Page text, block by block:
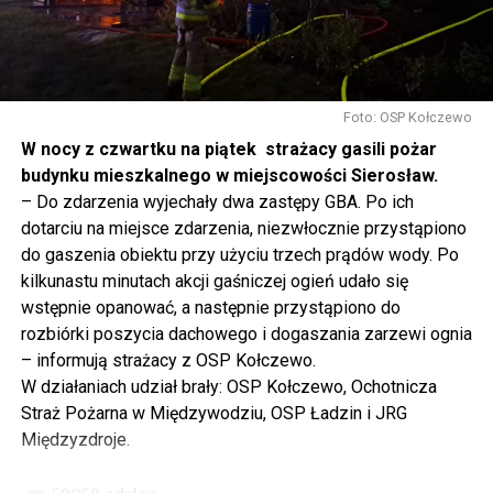
mówię, tutaj, na wyspie Wolin, na wyspie Uznam, Polska
się tutaj nie kończy, Polska się tutaj zaczyna.
Gdyby nie determinacja rządu Prawa i Sprawiedliwości,
to tunel pod Świną do dzisiaj byłby w sferze
projektowania i dyskusji. Ważny tutaj był wkład
samorządu, ale to rząd PiS podjął w tej sprawie
najważniejsze decyzje. Powstał dzięki ogromnej
determinacji rządu najpierw Pani Premier Beaty Szydło,
a następnie Pana Premiera Mateusza Morawieckiego.
Chciałbym podziękować Panu Premierowi za to jak
osobiście pilnował powstania tej inwestycji. Cieszymy
się, że turyści również korzystają z tunelu, cieszymy się,
że wśród tych 4 milionów samochodów, które
przejechały już otwartym tunelem w Świnoujściu,
przyjechało tutaj do nas tak wielu turystów z zagranicy
– powiedział Wiceprezes PiS Joachim Brudziński w
Foto: OSP Kołczewo
W nocy z czwartku na piątek strażacy gasili pożar
budynku mieszkalnego w miejscowości Sierosław.
– Do zdarzenia wyjechały dwa zastępy GBA. Po ich
dotarciu na miejsce zdarzenia, niezwłocznie przystąpiono
do gaszenia obiektu przy użyciu trzech prądów wody. Po
kilkunastu minutach akcji gaśniczej ogień udało się
wstępnie opanować, a następnie przystąpiono do
rozbiórki poszycia dachowego i dogaszania zarzewi ognia
– informują strażacy z OSP Kołczewo.
W działaniach udział brały: OSP Kołczewo, Ochotnicza
Straż Pożarna w Międzywodziu, OSP Ładzin i JRG
Międzyzdroje.